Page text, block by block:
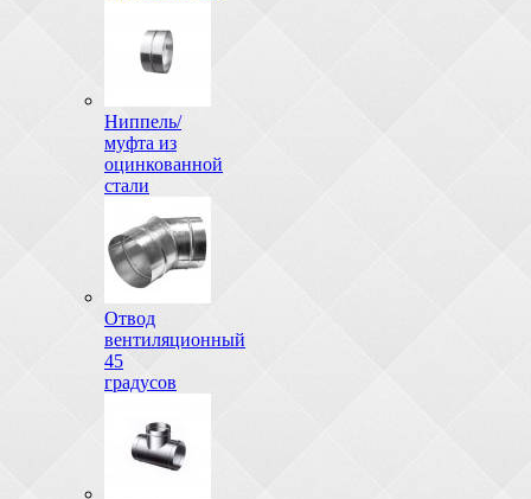
Ниппель/
муфта из
оцинкованной
стали
Отвод
вентиляционный
45
градусов